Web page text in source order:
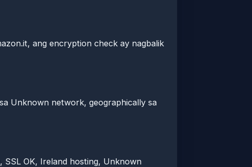
ang encryption check ay nagbalik
sa Unknown network, geographically sa
SSL OK, Ireland hosting, Unknown